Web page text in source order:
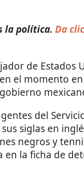
la política. Da
de Estados
el momento
del
siglas en
negros y
en la ficha de